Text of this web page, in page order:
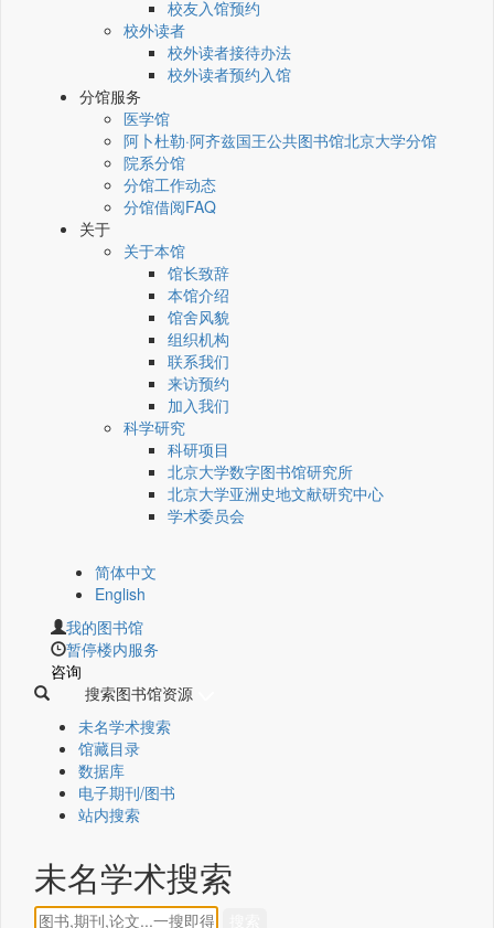
校友入馆预约
校外读者
校外读者接待办法
校外读者预约入馆
分馆服务
医学馆
阿卜杜勒·阿齐兹国王公共图书馆北京大学分馆
院系分馆
分馆工作动态
分馆借阅FAQ
关于
关于本馆
馆长致辞
本馆介绍
馆舍风貌
组织机构
联系我们
来访预约
加入我们
科学研究
科研项目
北京大学数字图书馆研究所
北京大学亚洲史地文献研究中心
学术委员会
简体中文
English
我的图书馆
暂停楼内服务
咨询
搜索图书馆资源
未名学术搜索
馆藏目录
数据库
电子期刊/图书
站内搜索
未名学术搜索